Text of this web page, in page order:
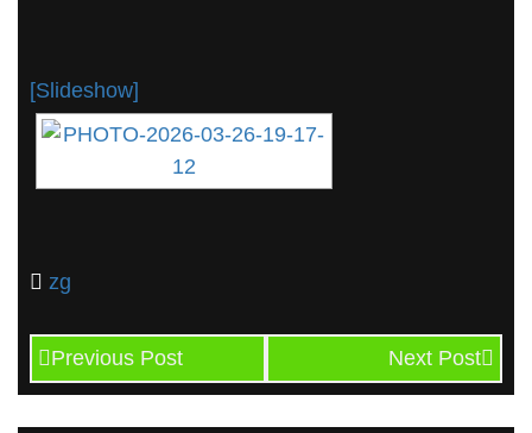
[Slideshow]
zg
Previous Post Next Post